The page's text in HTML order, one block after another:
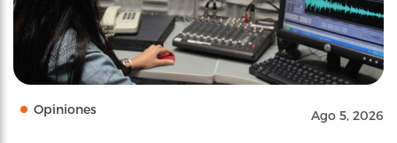
Opiniones Ago 5, 2026